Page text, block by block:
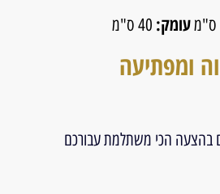
עומק:
ומפתיעה
בהצעה הכי משתלמת עבורכם